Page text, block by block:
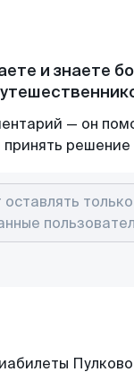
и знаете
— он
принять решение